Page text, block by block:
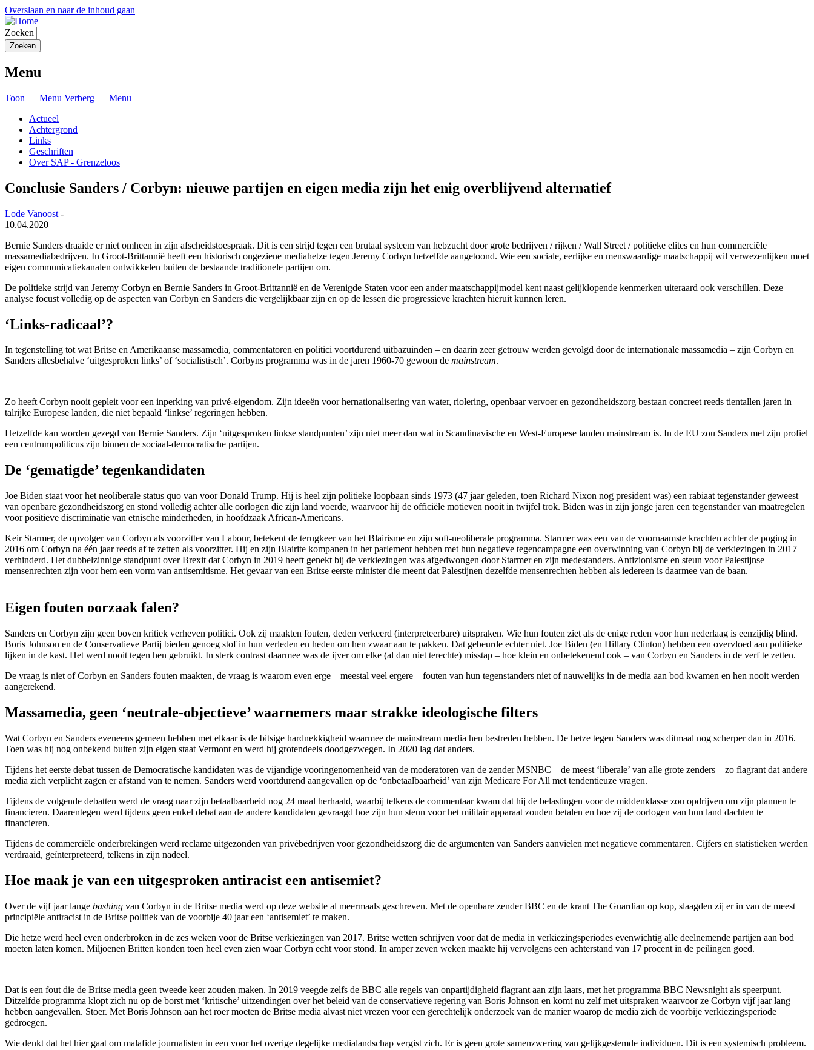
Overslaan en naar de inhoud gaan
Zoeken
Menu
Toon — Menu Verberg — Menu
Actueel
Achtergrond
Links
Geschriften
Over SAP - Grenzeloos
Conclusie Sanders / Corbyn: nieuwe partijen en eigen media zijn het enig overblijvend alternatief
Lode Vanoost -
10.04.2020
Bernie Sanders draaide er niet omheen in zijn afscheidstoespraak. Dit is een strijd tegen een brutaal systeem van hebzucht door grote bedrijven / rijken / Wall Street / politieke elites en hun commerciële
massamediabedrijven. In Groot-Brittannië heeft een historisch ongeziene mediahetze tegen Jeremy Corbyn hetzelfde aangetoond. Wie een sociale, eerlijke en menswaardige maatschappij wil verwezenlijken moet
eigen communicatiekanalen ontwikkelen buiten de bestaande traditionele partijen om.
De politieke strijd van Jeremy Corbyn en Bernie Sanders in Groot-Brittannië en de Verenigde Staten voor een ander maatschappijmodel kent naast gelijklopende kenmerken uiteraard ook verschillen. Deze
analyse focust volledig op de aspecten van Corbyn en Sanders die vergelijkbaar zijn en op de lessen die progressieve krachten hieruit kunnen leren.
‘Links-radicaal’?
In tegenstelling tot wat Britse en Amerikaanse massamedia, commentatoren en politici voortdurend uitbazuinden – en daarin zeer getrouw werden gevolgd door de internationale massamedia – zijn Corbyn en
Sanders allesbehalve ‘uitgesproken links’ of ‘socialistisch’. Corbyns programma was in de jaren 1960-70 gewoon de mainstream.
Zo heeft Corbyn nooit gepleit voor een inperking van privé-eigendom. Zijn ideeën voor hernationalisering van water, riolering, openbaar vervoer en gezondheidszorg bestaan concreet reeds tientallen jaren in
talrijke Europese landen, die niet bepaald ‘linkse’ regeringen hebben.
Hetzelfde kan worden gezegd van Bernie Sanders. Zijn ‘uitgesproken linkse standpunten’ zijn niet meer dan wat in Scandinavische en West-Europese landen mainstream is. In de EU zou Sanders met zijn profiel
een centrumpoliticus zijn binnen de sociaal-democratische partijen.
De ‘gematigde’ tegenkandidaten
Joe Biden staat voor het neoliberale status quo van voor Donald Trump. Hij is heel zijn politieke loopbaan sinds 1973 (47 jaar geleden, toen Richard Nixon nog president was) een rabiaat tegenstander geweest
van openbare gezondheidszorg en stond volledig achter alle oorlogen die zijn land voerde, waarvoor hij de officiële motieven nooit in twijfel trok. Biden was in zijn jonge jaren een tegenstander van maatregelen
voor positieve discriminatie van etnische minderheden, in hoofdzaak African-Americans.
Keir Starmer, de opvolger van Corbyn als voorzitter van Labour, betekent de terugkeer van het Blairisme en zijn soft-neoliberale programma. Starmer was een van de voornaamste krachten achter de poging in
2016 om Corbyn na één jaar reeds af te zetten als voorzitter. Hij en zijn Blairite kompanen in het parlement hebben met hun negatieve tegencampagne een overwinning van Corbyn bij de verkiezingen in 2017
verhinderd. Het dubbelzinnige standpunt over Brexit dat Corbyn in 2019 heeft genekt bij de verkiezingen was afgedwongen door Starmer en zijn medestanders. Antizionisme en steun voor Palestijnse
mensenrechten zijn voor hem een vorm van antisemitisme. Het gevaar van een Britse eerste minister die meent dat Palestijnen dezelfde mensenrechten hebben als iedereen is daarmee van de baan.
Eigen fouten oorzaak falen?
Sanders en Corbyn zijn geen boven kritiek verheven politici. Ook zij maakten fouten, deden verkeerd (interpreteerbare) uitspraken. Wie hun fouten ziet als de enige reden voor hun nederlaag is eenzijdig blind.
Boris Johnson en de Conservatieve Partij bieden genoeg stof in hun verleden en heden om hen zwaar aan te pakken. Dat gebeurde echter niet. Joe Biden (en Hillary Clinton) hebben een overvloed aan politieke
lijken in de kast. Het werd nooit tegen hen gebruikt. In sterk contrast daarmee was de ijver om elke (al dan niet terechte) misstap – hoe klein en onbetekenend ook – van Corbyn en Sanders in de verf te zetten.
De vraag is niet of Corbyn en Sanders fouten maakten, de vraag is waarom even erge – meestal veel ergere – fouten van hun tegenstanders niet of nauwelijks in de media aan bod kwamen en hen nooit werden
aangerekend.
Massamedia, geen ‘neutrale-objectieve’ waarnemers maar strakke ideologische filters
Wat Corbyn en Sanders eveneens gemeen hebben met elkaar is de bitsige hardnekkigheid waarmee de mainstream media hen bestreden hebben. De hetze tegen Sanders was ditmaal nog scherper dan in 2016.
Toen was hij nog onbekend buiten zijn eigen staat Vermont en werd hij grotendeels doodgezwegen. In 2020 lag dat anders.
Tijdens het eerste debat tussen de Democratische kandidaten was de vijandige vooringenomenheid van de moderatoren van de zender MSNBC – de meest ‘liberale’ van alle grote zenders – zo flagrant dat andere
media zich verplicht zagen er afstand van te nemen. Sanders werd voortdurend aangevallen op de ‘onbetaalbaarheid’ van zijn Medicare For All met tendentieuze vragen.
Tijdens de volgende debatten werd de vraag naar zijn betaalbaarheid nog 24 maal herhaald, waarbij telkens de commentaar kwam dat hij de belastingen voor de middenklasse zou opdrijven om zijn plannen te
financieren. Daarentegen werd tijdens geen enkel debat aan de andere kandidaten gevraagd hoe zijn hun steun voor het militair apparaat zouden betalen en hoe zij de oorlogen van hun land dachten te
financieren.
Tijdens de commerciële onderbrekingen werd reclame uitgezonden van privébedrijven voor gezondheidszorg die de argumenten van Sanders aanvielen met negatieve commentaren. Cijfers en statistieken werden
verdraaid, geïnterpreteerd, telkens in zijn nadeel.
Hoe maak je van een uitgesproken antiracist een antisemiet?
Over de vijf jaar lange bashing van Corbyn in de Britse media werd op deze website al meermaals geschreven. Met de openbare zender BBC en de krant The Guardian op kop, slaagden zij er in van de meest
principiële antiracist in de Britse politiek van de voorbije 40 jaar een ‘antisemiet’ te maken.
Die hetze werd heel even onderbroken in de zes weken voor de Britse verkiezingen van 2017. Britse wetten schrijven voor dat de media in verkiezingsperiodes evenwichtig alle deelnemende partijen aan bod
moeten laten komen. Miljoenen Britten konden toen heel even zien waar Corbyn echt voor stond. In amper zeven weken maakte hij vervolgens een achterstand van 17 procent in de peilingen goed.
Dat is een fout die de Britse media geen tweede keer zouden maken. In 2019 veegde zelfs de BBC alle regels van onpartijdigheid flagrant aan zijn laars, met het programma BBC Newsnight als speerpunt.
Ditzelfde programma klopt zich nu op de borst met ‘kritische’ uitzendingen over het beleid van de conservatieve regering van Boris Johnson en komt nu zelf met uitspraken waarvoor ze Corbyn vijf jaar lang
hebben aangevallen. Stoer. Met Boris Johnson aan het roer moeten de Britse media alvast niet vrezen voor een gerechtelijk onderzoek van de manier waarop de media zich de voorbije verkiezingsperiode
gedroegen.
Wie denkt dat het hier gaat om malafide journalisten in een voor het overige degelijke medialandschap vergist zich. Er is geen grote samenzwering van gelijkgestemde individuen. Dit is een systemisch probleem.